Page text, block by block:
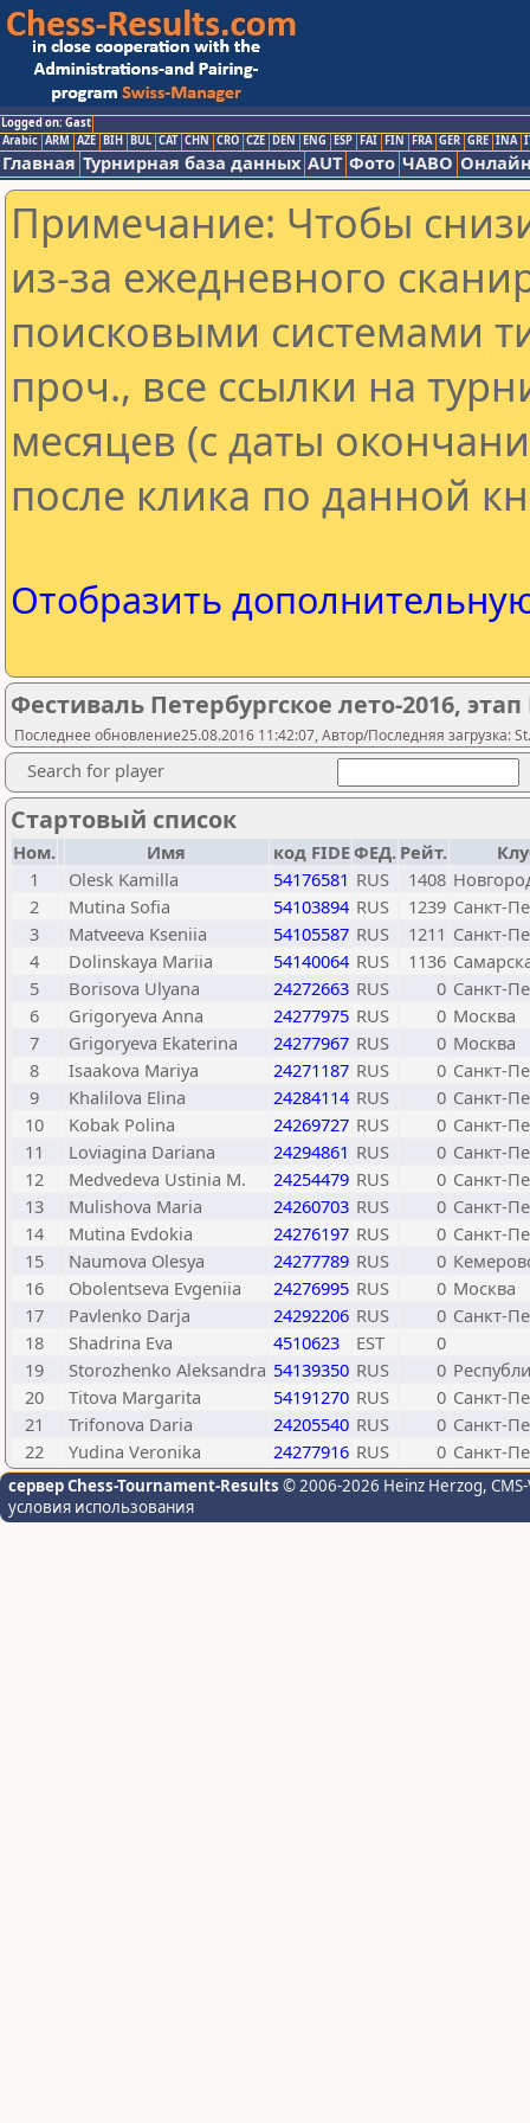
Logged on: Gast
Arabic ARM AZE BIH BUL CAT CHN CRO CZE DEN ENG ESP FAI FIN FRA GER GRE INA
Главная Турнирная база данных AUT Фото ЧАВО
Примечание: Чтобы
из-за ежедневного
поисковыми системами
проч., все ссылки на
месяцев (с даты
после клика по данной
Отобразить
Фестиваль Петербургское лето-2016,
Последнее обновление25.08.2016 11:42:07, Автор/Последняя загрузка:
Search for player
Стартовый список
Ном. Имя код FIDEФЕД. Рейт.
1
Olesk Kamilla 54176581 RUS 1408
2
Mutina Sofia 54103894 RUS 1239 Санкт-
3
Matveeva Kseniia 54105587 RUS 1211 Санкт-
4
Dolinskaya Mariia 54140064 RUS 1136
5
Borisova Ulyana 24272663 RUS 0 Санкт-
6
Grigoryeva Anna 24277975 RUS 0 Москва
7
Grigoryeva Ekaterina 24277967 RUS 0 Москва
8
Isaakova Mariya 24271187 RUS 0 Санкт-
9
Khalilova Elina 24284114 RUS 0 Санкт-
10
Kobak Polina 24269727 RUS 0 Санкт-
11
Loviagina Dariana 24294861 RUS 0 Санкт-
12
Medvedeva Ustinia M. 24254479 RUS 0 Санкт-
13
Mulishova Maria 24260703 RUS 0 Санкт-
14
Mutina Evdokia 24276197 RUS 0 Санкт-
15
Naumova Olesya 24277789 RUS 0
16
Obolentseva Evgeniia 24276995 RUS 0 Москва
17
Pavlenko Darja 24292206 RUS 0 Санкт-
18
Shadrina Eva 4510623 EST
0
19
Storozhenko Aleksandra 54139350 RUS 0
20
Titova Margarita 54191270 RUS 0 Санкт-
21
Trifonova Daria 24205540 RUS 0 Санкт-
22
Yudina Veronika 24277916 RUS 0 Санкт-
сервер Chess-Tournament-Results © 2006-2026 Heinz Herzog,
условия использования